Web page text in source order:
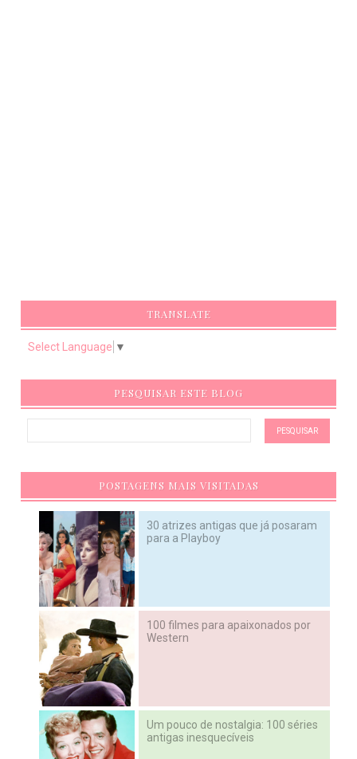
TRANSLATE
Select Language ▼
PESQUISAR ESTE BLOG
POSTAGENS MAIS VISITADAS
30 atrizes antigas que já posaram
para a Playboy
100 filmes para apaixonados por
Western
Um pouco de nostalgia: 100 séries
antigas inesquecíveis